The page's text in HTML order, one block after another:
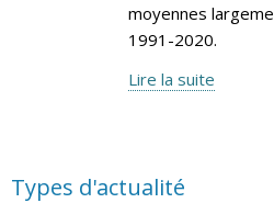
moyennes
1991-2020.
Lire la suite
Types d'actualité